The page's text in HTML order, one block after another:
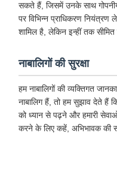
सकते हैं, जिसमें उनके साथ
पर विभिन्न प्राधिकरण
शामिल है, लेकिन इन्हीं तक सीमित
नाबालिगों की सुरक्षा
हम नाबालिगों की व्यक्तिगत
नाबालिग हैं, तो हम सुझाव देते हैं
को ध्यान से पढ़ने और हमारी
करने के लिए कहें, अभिभावक की